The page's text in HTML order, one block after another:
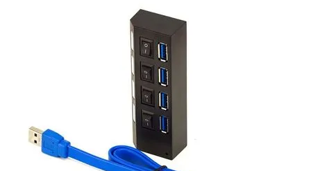
Entrega Flash
Cartão de crédito
Pagamento via Pix
Retire na Loja